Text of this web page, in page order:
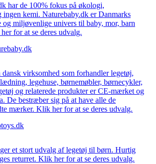
har de 100% fokus på økologi,
kemi. Naturebaby.dk er Danmarks
og miljøvenlige univers til baby, mor, barn
for at se deres udvalg.
virksomhed som forhandler legetøj,
legehuse, børnemøbler, børnecykler,
og relaterede produkter er CE-mærket og
De bestræber sig på at have alle de
mærker. Klik her for at se deres udvalg.
et stort udvalg af legetøj til børn. Hurtig
returret. Klik her for at se deres udvalg.